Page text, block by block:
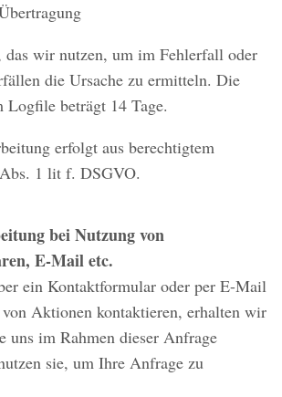
wir nutzen, um im Fehlerfall oder
die Ursache zu ermitteln. Die
Logfile beträgt 14 Tage.
erfolgt aus berechtigtem
1 lit f. DSGVO.
bei Nutzung von
E-Mail etc.
ein Kontaktformular oder per E-Mail
Aktionen kontaktieren, erhalten wir
uns im Rahmen dieser Anfrage
sie, um Ihre Anfrage zu